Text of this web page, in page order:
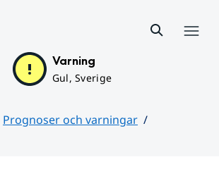
Varning
Gul, Sverige
Prognoser och varningar